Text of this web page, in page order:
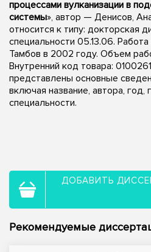
процессами вулканизации в
системы», автор — Денисов,
относится к типу: докторская
специальности 05.13.06.
Тамбов в 2002 году. Объем
Внутренний код товара:
представлены основные
включая название, автора,
специальности.
ДОБАВИТЬ
Рекомендуемые